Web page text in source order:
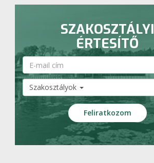
SZAKOSZTÁLYI
ÉRTESÍTŐ
Szakosztályok